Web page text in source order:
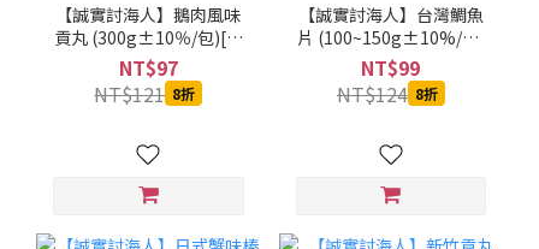
【誠實討海人】鵝肉風味
貢丸 (300g±10％/包)[低
溫配送]
NT$97
NT$121 8折
【誠實討海人】台灣鯛魚
片 (100~150g±10%/片)
[低溫配送]
NT$99
NT$124 8折